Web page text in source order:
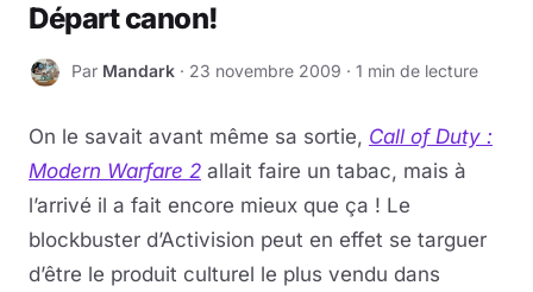
Départ canon!
M Par Mandark · 23 novembre 2009 · 1 min de lecture
On le savait avant même sa sortie, Call of Duty :
Modern Warfare 2 allait faire un tabac, mais à
l’arrivé il a fait encore mieux que ça ! Le
blockbuster d’Activision peut en effet se targuer
d’être le produit culturel le plus vendu dans